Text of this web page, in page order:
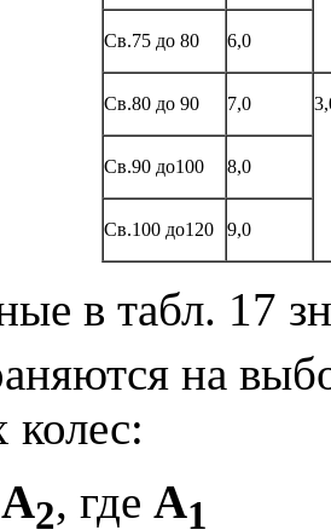
Св.75 до 80 6,0
Св.80 до 90 7,0
Св.90 до100 8,0
Св.100 до120 9,0
в табл. 17
на
колес:
2, где A1